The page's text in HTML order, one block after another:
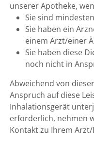
unserer Apotheke,
Sie sind
Sie haben ein
einem Arzt/einer
Sie haben diese
noch nicht in
Abweichend von
Anspruch auf diese
Inhalationsgerät
erforderlich, nehmen
Kontakt zu Ihrem